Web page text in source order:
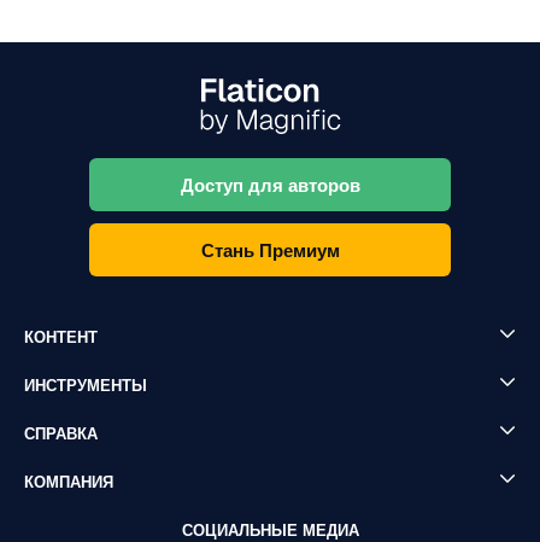
Доступ для авторов
Стань Премиум
КОНТЕНТ
ИНСТРУМЕНТЫ
СПРАВКА
КОМПАНИЯ
СОЦИАЛЬНЫЕ МЕДИА